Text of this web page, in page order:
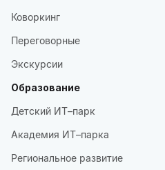
Коворкинг
Переговорные
Экскурсии
Образование
Детский ИТ–парк
Академия ИТ–парка
Региональное развитие